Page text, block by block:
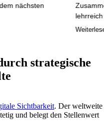
lehrreich für
punktgenau
Weiterlesen
strategische
Sichtbarkeit. Der weltweite
und belegt den Stellenwert